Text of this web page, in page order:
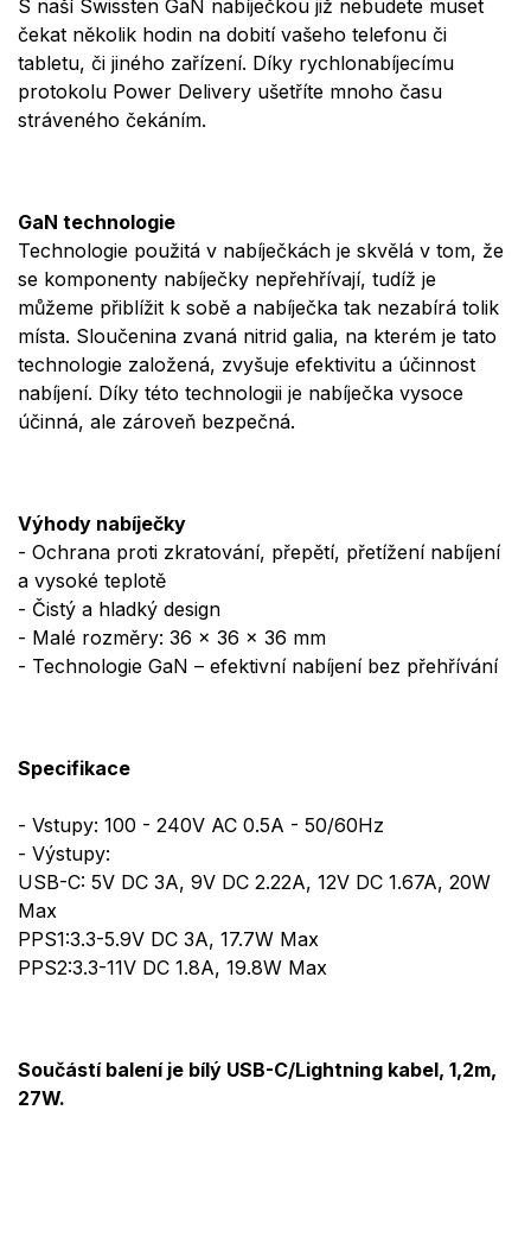
S naší Swissten GaN nabíječkou již nebudete muset
čekat několik hodin na dobití vašeho telefonu či
tabletu, či jiného zařízení. Díky rychlonabíjecímu
protokolu Power Delivery ušetříte mnoho času
stráveného čekáním.
GaN technologie
Technologie použitá v nabíječkách je skvělá v tom, že
se komponenty nabíječky nepřehřívají, tudíž je
můžeme přiblížit k sobě a nabíječka tak nezabírá tolik
místa. Sloučenina zvaná nitrid galia, na kterém je tato
technologie založená, zvyšuje efektivitu a účinnost
nabíjení. Díky této technologii je nabíječka vysoce
účinná, ale zároveň bezpečná.
Výhody nabíječky
- Ochrana proti zkratování, přepětí, přetížení nabíjení
a vysoké teplotě
- Čistý a hladký design
- Malé rozměry: 36 x 36 x 36 mm
- Technologie GaN – efektivní nabíjení bez přehřívání
Specifikace
- Vstupy: 100 - 240V AC 0.5A - 50/60Hz
- Výstupy:
USB-C: 5V DC 3A, 9V DC 2.22A, 12V DC 1.67A, 20W
Max
PPS1:3.3-5.9V DC 3A, 17.7W Max
PPS2:3.3-11V DC 1.8A, 19.8W Max
Součástí balení je bílý USB-C/Lightning kabel, 1,2m,
27W.